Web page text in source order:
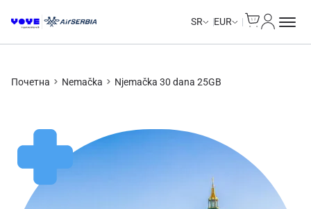
SR EUR
Почетна Nemačka Njemačka 30 dana 25GB